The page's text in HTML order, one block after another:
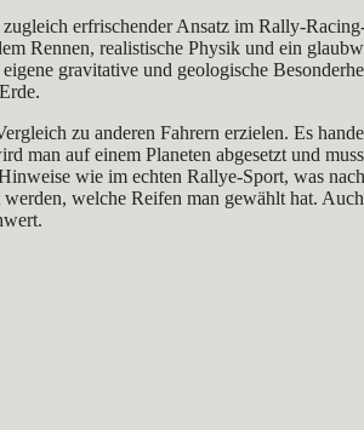
erfrischender Ansatz im Rally-
Rennen, realistische Physik und ein
gravitative und geologische
zu anderen Fahrern erzielen. Es
man auf einem Planeten abgesetzt und
wie im echten Rallye-Sport, was
welche Reifen man gewählt hat.